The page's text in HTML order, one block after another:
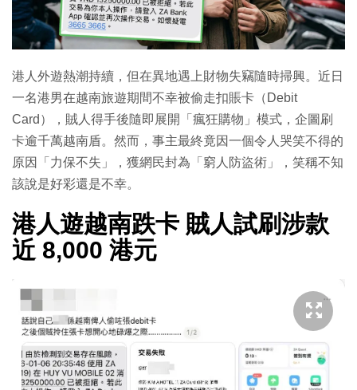
港人外遊熱潮持續，但在異地遇上財物失竊隨時掃興。近日
一名港男在越南旅遊期間不幸被偷走扣賬卡（Debit
Card），賊人得手後隨即展開「瘋狂購物」模式，企圖刷
卡逾千萬越南盾。然而，事主最終竟因一個令人哭笑不得的
原因「力保不失」，獲網民封為「窮人防盜術」，笑稱不知
該說是好彩還是不幸。
港人遊越南跌卡 賊人試刷涉款
近 8,000 港元